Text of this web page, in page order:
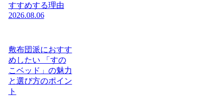
すすめする理由
2026.08.06
敷布団派におすす
めしたい 「すの
こベッド」の魅力
と選び方のポイン
ト